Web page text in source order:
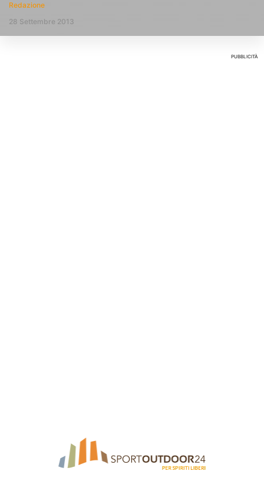
Redazione
28 Settembre 2013
PUBBLICITÀ